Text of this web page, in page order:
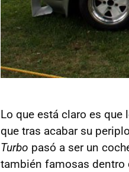
Lo que está claro es
que tras acabar su
Turbo pasó a ser un
también famosas dentro